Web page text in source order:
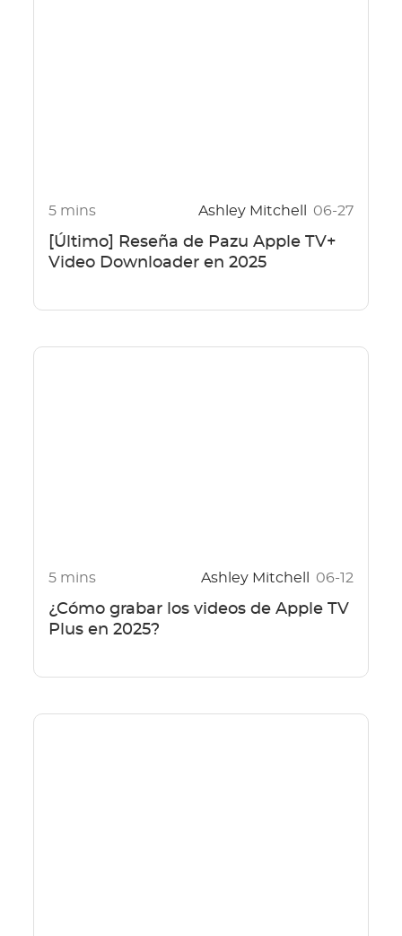
5 mins Ashley Mitchell 06-27
[Último] Reseña de Pazu Apple TV+
Video Downloader en 2025
5 mins Ashley Mitchell 06-12
¿Cómo grabar los videos de Apple TV
Plus en 2025?